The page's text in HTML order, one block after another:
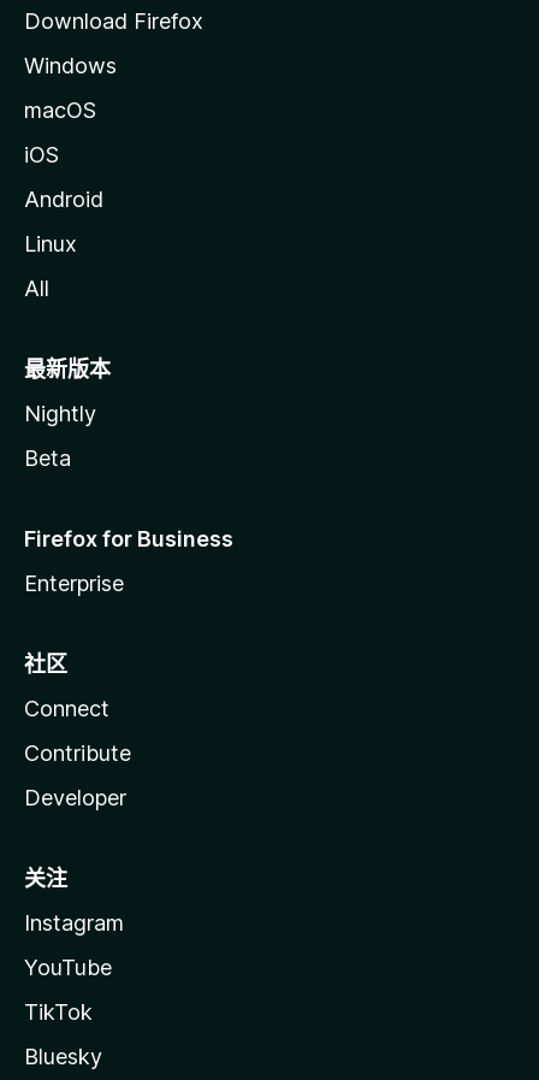
Download Firefox
Windows
macOS
iOS
Android
Linux
All
最新版本
Nightly
Beta
Firefox for Business
Enterprise
社区
Connect
Contribute
Developer
关注
Instagram
YouTube
TikTok
Bluesky